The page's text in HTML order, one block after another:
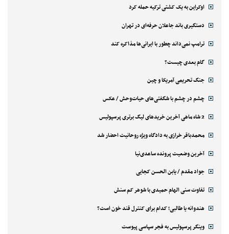
اوکراین به یک کشتی ترکیه حمله کرد
دستگیری باند جاعلان حرفه‌ای در تهران
ترامپ نمی‌داند چطور با ایرانی‌ها مذاکره کند
گام بعدی چیست؟
جنگ تحریمی آمریکا و چین
چشم در چشم با شگفتی‌های حیات‌وحش / عکس
2 شاه ماهی آخرین خریدهای لیگ برتری پرسپولیس
محمدباقر خرازی به دادگاه ویژه روحانیت احضار شد
آخرین وضعیت پرونده ساعدی‌نیا
جواد مقدم / یابن الحسن کجایی
تفاوت سنی الهام حمیدی با شوهر کم سنش
هندوانه یا طالبی؛ کدام‌ برای کنترل قند خون است؟
وینگر پرسپولیس به فجر سپاسی پیوست